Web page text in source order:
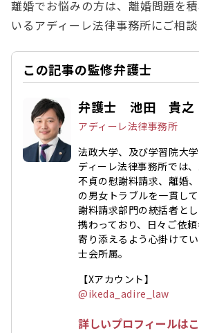
離婚でお悩みの方は、離婚問題を
いるアディーレ法律事務所にご相談
この記事の監修弁護士
弁護士 池田 貴之
アディーレ法律事務所
法政大学、及び学習院大
ディーレ法律事務所では、
不貞の慰謝料請求、離婚
の男女トラブルを一貫し
謝料請求部門の統括者と
携わっており、日々ご依
寄り添えるよう心掛けて
士会所属。
【Xアカウント】
@ikeda_adire_law
詳しいプロフィールは